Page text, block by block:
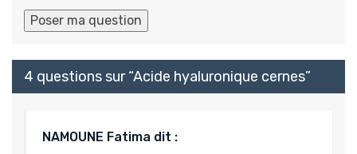
4 questions sur “Acide hyaluronique cernes”
NAMOUNE Fatima dit :